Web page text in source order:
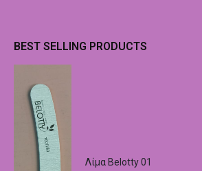
BEST SELLING PRODUCTS